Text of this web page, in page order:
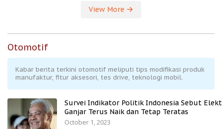
View More
Otomotif
Kabar berita terkini otomotif meliputi tips modifikasi produk
manufaktur, fitur aksesori, tes drive, teknologi mobil.
Survei Indikator Politik Indonesia Sebut
Ganjar Terus Naik dan Tetap Teratas
October 1, 2023